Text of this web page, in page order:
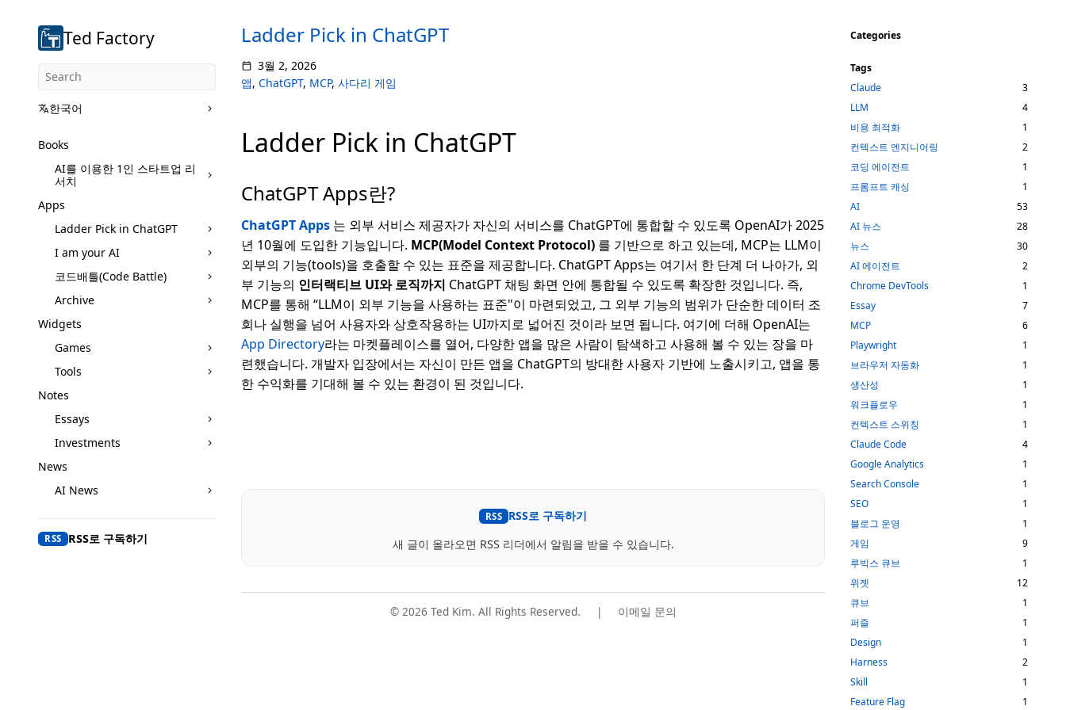
Ted Factory
한국어
Books
AI를 이용한 1인 스타트업 리
서치
Apps
Ladder Pick in ChatGPT
I am your AI
코드배틀(Code Battle)
Archive
Widgets
Games
Tools
Notes
Essays
Investments
News
AI News
RSS RSS로 구독하기
Ladder Pick in ChatGPT
3월 2, 2026
앱, ChatGPT, MCP, 사다리 게임
Ladder Pick in ChatGPT
ChatGPT Apps란?
ChatGPT Apps 는 외부 서비스 제공자가 자신의 서비스를 ChatGPT에 통합할 수 있도록 OpenAI가 2025
년 10월에 도입한 기능입니다. MCP(Model Context Protocol) 를 기반으로 하고 있는데, MCP는 LLM이
외부의 기능(tools)을 호출할 수 있는 표준을 제공합니다. ChatGPT Apps는 여기서 한 단계 더 나아가, 외
부 기능의 인터랙티브 UI와 로직까지 ChatGPT 채팅 화면 안에 통합될 수 있도록 확장한 것입니다. 즉,
MCP를 통해 “LLM이 외부 기능을 사용하는 표준"이 마련되었고, 그 외부 기능의 범위가 단순한 데이터 조
회나 실행을 넘어 사용자와 상호작용하는 UI까지로 넓어진 것이라 보면 됩니다. 여기에 더해 OpenAI는
App Directory라는 마켓플레이스를 열어, 다양한 앱을 많은 사람이 탐색하고 사용해 볼 수 있는 장을 마
련했습니다. 개발자 입장에서는 자신이 만든 앱을 ChatGPT의 방대한 사용자 기반에 노출시키고, 앱을 통
한 수익화를 기대해 볼 수 있는 환경이 된 것입니다.
RSS
RSS로 구독하기
새 글이 올라오면 RSS 리더에서 알림을 받을 수 있습니다.
© 2026 Ted Kim. All Rights Reserved. | 이메일 문의
Categories
Tags
Claude
3
LLM
4
비용 최적화
1
컨텍스트 엔지니어링
2
코딩 에이전트
1
프롬프트 캐싱
1
AI
53
AI 뉴스
28
뉴스
30
AI 에이전트
2
Chrome DevTools
1
Essay
7
MCP
6
Playwright
1
브라우저 자동화
1
생산성
1
워크플로우
1
컨텍스트 스위칭
1
Claude Code
4
Google Analytics
1
Search Console
1
SEO
1
블로그 운영
1
게임
9
루빅스 큐브
1
위젯
12
큐브
1
퍼즐
1
Design
1
Harness
2
Skill
1
Feature Flag
1